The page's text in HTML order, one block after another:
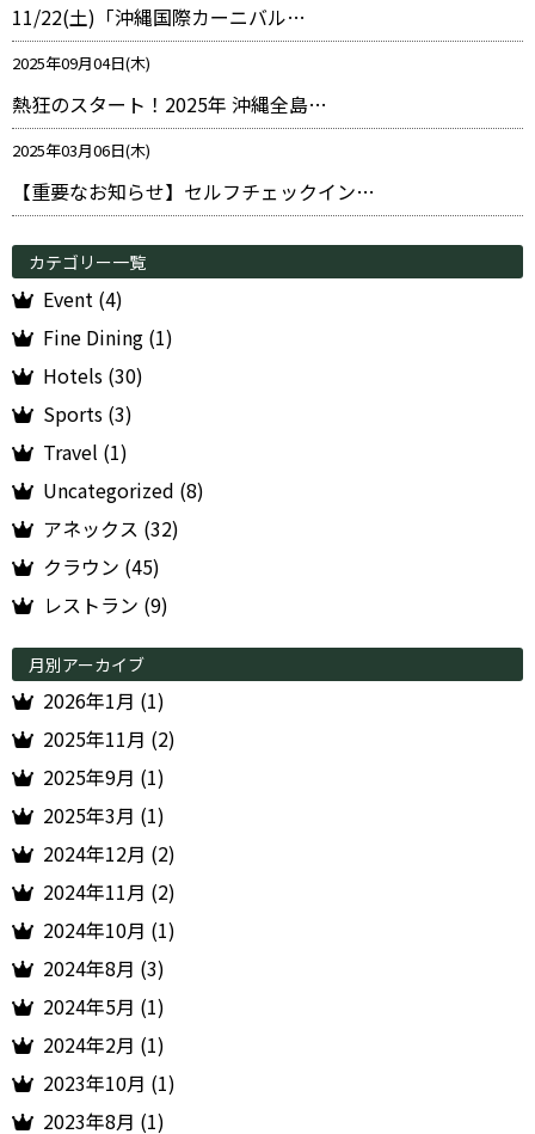
11/22(土)「沖縄国際カーニバル…
2025年09月04日(木)
熱狂のスタート！2025年 沖縄全島…
2025年03月06日(木)
【重要なお知らせ】セルフチェックイン…
カテゴリー一覧
Event (4)
Fine Dining (1)
Hotels (30)
Sports (3)
Travel (1)
Uncategorized (8)
アネックス (32)
クラウン (45)
レストラン (9)
月別アーカイブ
2026年1月 (1)
2025年11月 (2)
2025年9月 (1)
2025年3月 (1)
2024年12月 (2)
2024年11月 (2)
2024年10月 (1)
2024年8月 (3)
2024年5月 (1)
2024年2月 (1)
2023年10月 (1)
2023年8月 (1)